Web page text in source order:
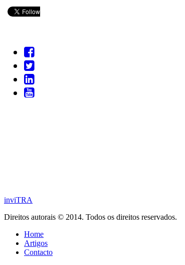
inviTRA
Direitos autorais © 2014. Todos os direitos reservados.
Home
Artigos
Contacto